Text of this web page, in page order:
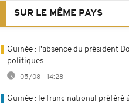
SUR LE MÊME PAYS
Guinée : l'absence du président
politiques
05/08 - 14:28
Guinée : le franc national préféré